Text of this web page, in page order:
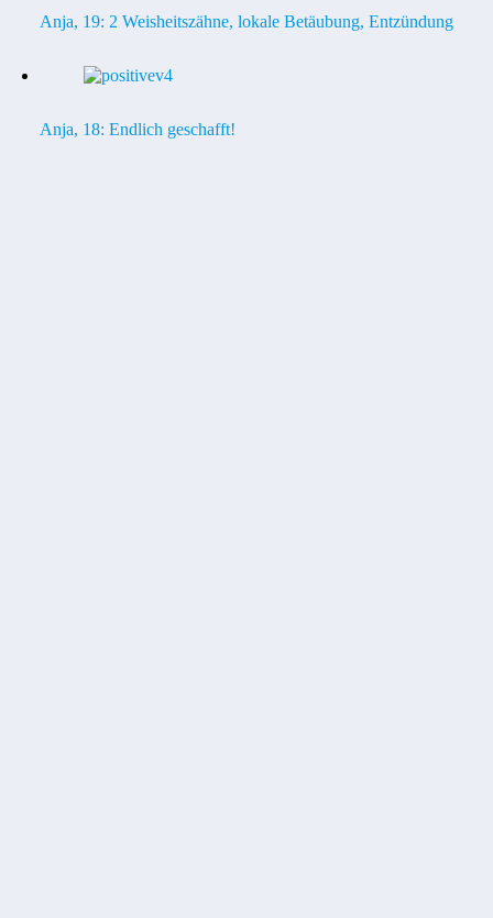
Anja, 19: 2 Weisheitszähne, lokale Betäubung, Entzündung
Anja, 18: Endlich geschafft!